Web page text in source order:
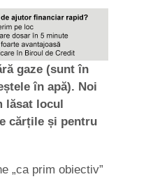
gaze (sunt în
în apă). Noi
lăsat locul
cărțile și pentru
„ca prim obiectiv”